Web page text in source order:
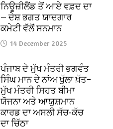
ਨਿਊਜ਼ੀਲੈਂਡ ਤੋਂ ਆਏ ਵਫ਼ਦ ਦਾ
— ਦੇਸ਼ ਭਗਤ ਯਾਦਗਾਰ
ਕਮੇਟੀ ਵੱਲੋਂ ਸਨਮਾਨ
14 December 2025
ਪੰਜਾਬ ਦੇ ਮੁੱਖ ਮੰਤਰੀ ਭਗਵੰਤ
ਸਿੰਘ ਮਾਨ ਦੇ ਨਾਂਅ ਖੁੱਲਾ ਖ਼ੱਤ–
ਮੁੱਖ ਮੰਤਰੀ ਸਿਹਤ ਬੀਮਾ
ਯੋਜਨਾ ਅਤੇ ਆਯੁਸ਼ਮਾਨ
ਕਾਰਡ ਦਾ ਅਸਲੀ ਸੱਚ-ਕੱਚ
ਦਾ ਚਿੱਠਾ